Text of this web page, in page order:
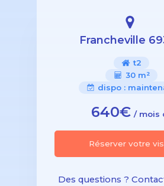
Francheville
t2
30 m²
dispo :
640€ / mois
Réserver votre
Des questions ?